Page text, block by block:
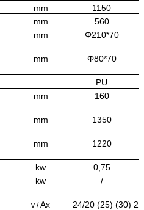
mm
1150
mm
560
mm Φ210*70
mm Φ80*70
PU
mm 160
mm 1350
mm 1220
kw
0,75
kw /
v /Ах 24/20 (25) (30)